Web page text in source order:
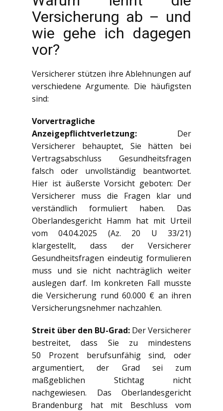
Versicherung ab – und
wie gehe ich dagegen
vor?
Versicherer stützen ihre Ablehnungen auf
verschiedene Argumente. Die häufigsten
sind:
Vorvertragliche
Anzeigepflichtverletzung: Der
Versicherer behauptet, Sie hätten bei
Vertragsabschluss Gesundheitsfragen
falsch oder unvollständig beantwortet.
Hier ist äußerste Vorsicht geboten: Der
Versicherer muss die Fragen klar und
verständlich formuliert haben. Das
Oberlandesgericht Hamm hat mit Urteil
vom 04.04.2025 (Az. 20 U 33/21)
klargestellt, dass der Versicherer
Gesundheitsfragen eindeutig formulieren
muss und sie nicht nachträglich weiter
auslegen darf. Im konkreten Fall musste
die Versicherung rund 60.000 € an ihren
Versicherungsnehmer nachzahlen.
Streit über den BU-Grad: Der Versicherer
bestreitet, dass Sie zu mindestens
50 Prozent berufsunfähig sind, oder
argumentiert, der Grad sei zum
maßgeblichen Stichtag nicht
nachgewiesen. Das Oberlandesgericht
Brandenburg hat mit Beschluss vom